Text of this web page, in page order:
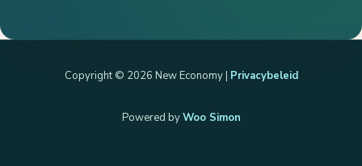
Copyright © 2026 New Economy | Privacybeleid
Powered byWoo Simon